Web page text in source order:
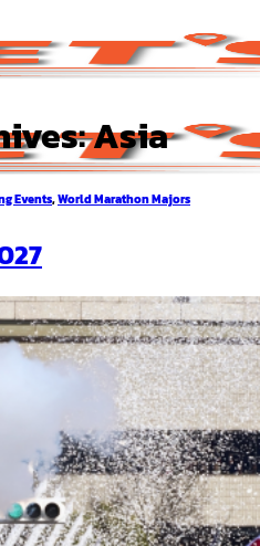
Asia
Events,World Marathon Majors